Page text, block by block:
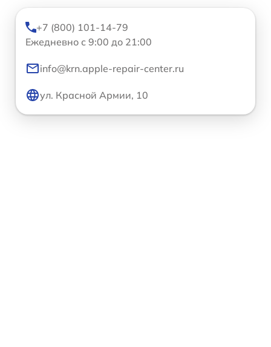
+7 (800) 101-14-79
Ежедневно с 9:00 до 21:00
info@krn.apple-repair-center.ru
ул. Красной Армии, 10